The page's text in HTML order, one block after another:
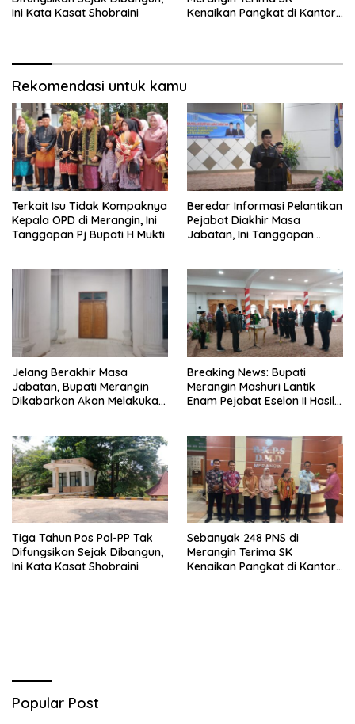
Ini Kata Kasat Shobraini
Kenaikan Pangkat di Kantor
Rekomendasi untuk kamu
Terkait Isu Tidak Kompaknya
Kepala OPD di Merangin, Ini
Tanggapan Pj Bupati H Mukti
Beredar Informasi Pelantikan
Pejabat Diakhir Masa
Jabatan, Ini Tanggapan
Jelang Berakhir Masa
Jabatan, Bupati Merangin
Dikabarkan Akan Melakukan
Breaking News: Bupati
Merangin Mashuri Lantik
Enam Pejabat Eselon II Hasil
Tiga Tahun Pos Pol-PP Tak
Difungsikan Sejak Dibangun,
Ini Kata Kasat Shobraini
Sebanyak 248 PNS di
Merangin Terima SK
Kenaikan Pangkat di Kantor
Popular Post